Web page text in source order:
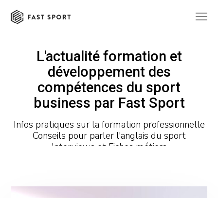
L'actualité formation et
développement des
compétences du sport
business par Fast Sport
Infos pratiques sur la formation professionnelle
Conseils pour parler l'anglais du sport
Interviews et Fiches métiers